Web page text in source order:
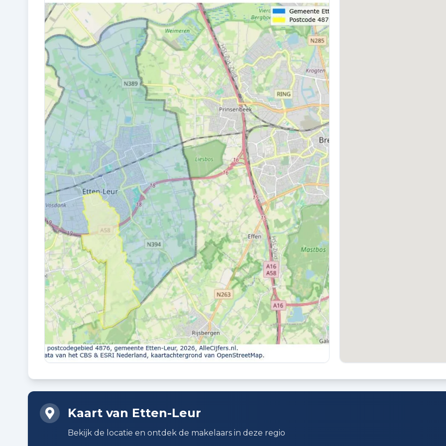
Bouw en energie
BOUWJAAR
1974
BOUWWIJZE
Bestaande bouw
Dakisolatie, gedeeltelijk dubbel glas en
muurisolatie
VERWARMING
Cv-ketel
CV KETEL
HR (gas gestookt combiketel uit 1998,
eigendom)
ENERGIELABEL
B
Kadastraal en VvE
EIGENDOMSSITUATIE
Volle eigendom
Buitenruimte en parkeren
BUITENRUIMTE
In woonwijk
TUIN
Achtertuin en voortuin
GARAGE CAPACITEIT
Kaart van Etten-Leur
Bekijk de locatie en ontdek de makelaars in deze regio